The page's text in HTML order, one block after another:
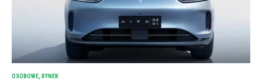
OSOBOWE RYNEK